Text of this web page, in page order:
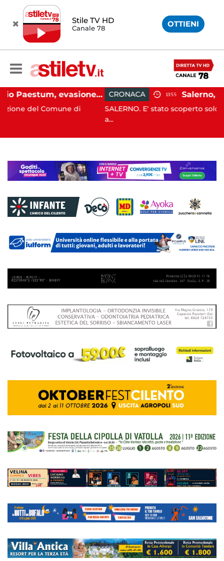
Stile TV HD
Canale 78 OTTIENI
Capaccio Paestum, evasione tassa di soggiorno: scoperte 49 strutture fantasma, elevate 132 sanzioni
di
CRONACA 13:55
SALERNO. E' stato scoperto solo all'alba, ma